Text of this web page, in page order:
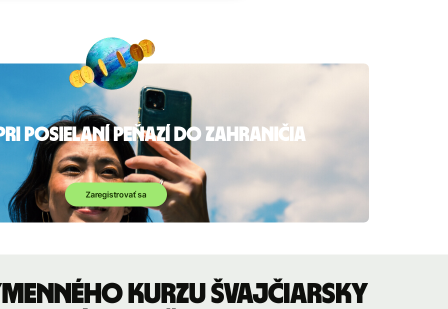
posielaní peňazí do zahraničia
Zaregistrovať sa
kurzu Švajčiarsky